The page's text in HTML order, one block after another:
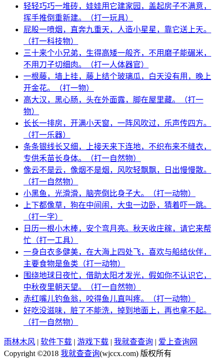
轻轻巧巧一堆砖，娃娃用它建家园，盖起房子不满意，
挥手推倒重新建。（打一玩具）
屁股一喷烟，直奔九重天，人造小星星，靠它送上天。
（打一科技物）
三十来个小兄弟，生得高矮一般齐，不用磨子能碾米，
不用刀子切细肉。（打一人体器官）
一根藤，墙上挂，藤上结个玻璃瓜，白天没有用，晚上
开金花。（打一物）
高大汉，黑心肠，头在外面露，脚在屋里藏。（打一
物）
长长一排房，开满小天窗，一阵风吹过，乐声传四方。
（打一乐器）
条条银线长又细，上接天来下连地，不织布来不缝衣，
专供禾苗长身体。（打一自然物）
像云不是云，像烟不是烟，风吹轻飘飘，日出慢慢散。
（打一自然物）
小黑鱼，光滑滑，脑壳倒比身子大。（打一动物）
上下都像草，狗在中间闹，大虫一边卧，猜着吓一跳。
（打一字）
日历一根小木棒，安个弯月亮。秋天收庄稼，请它来帮
忙（打一工具）
一身白衣多健美，在大海上四处飞，喜欢与船结伙伴，
主要食物是鱼类（打一动物）
围绕地球日夜忙，借助太阳才发光，假如你不认识它，
中秋夜里朝天望。（打一自然物）
赤红嘴儿钓鱼翁，咬得鱼儿直叫疼。（打一动物）
好吃没滋味，脏了不能洗，掉到地面上，再也拿不起。
（打一自然物）
雨林木风 | 软件下载 | 游戏下载 | 我就查查询 | 爱上查询网
Copyright ©2018 我就查查询(wjccx.com) 版权所有